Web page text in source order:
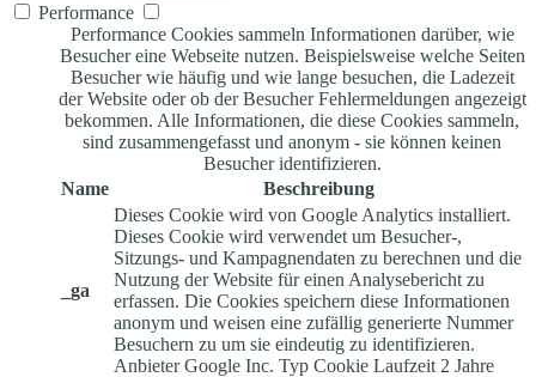
Performance
Performance Cookies sammeln Informationen darüber, wie
Besucher eine Webseite nutzen. Beispielsweise welche Seiten
Besucher wie häufig und wie lange besuchen, die Ladezeit
der Website oder ob der Besucher Fehlermeldungen angezeigt
bekommen. Alle Informationen, die diese Cookies sammeln,
sind zusammengefasst und anonym - sie können keinen
Besucher identifizieren.
Name
Beschreibung
_ga
Dieses Cookie wird von Google Analytics installiert.
Dieses Cookie wird verwendet um Besucher-,
Sitzungs- und Kampagnendaten zu berechnen und die
Nutzung der Website für einen Analysebericht zu
erfassen. Die Cookies speichern diese Informationen
anonym und weisen eine zufällig generierte Nummer
Besuchern zu um sie eindeutig zu identifizieren.
Anbieter Google Inc. Typ Cookie Laufzeit 2 Jahre